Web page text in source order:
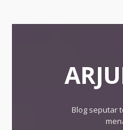
Blog seputar